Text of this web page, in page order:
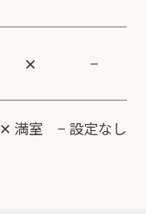
✕ −
✕ 満室 − 設定なし